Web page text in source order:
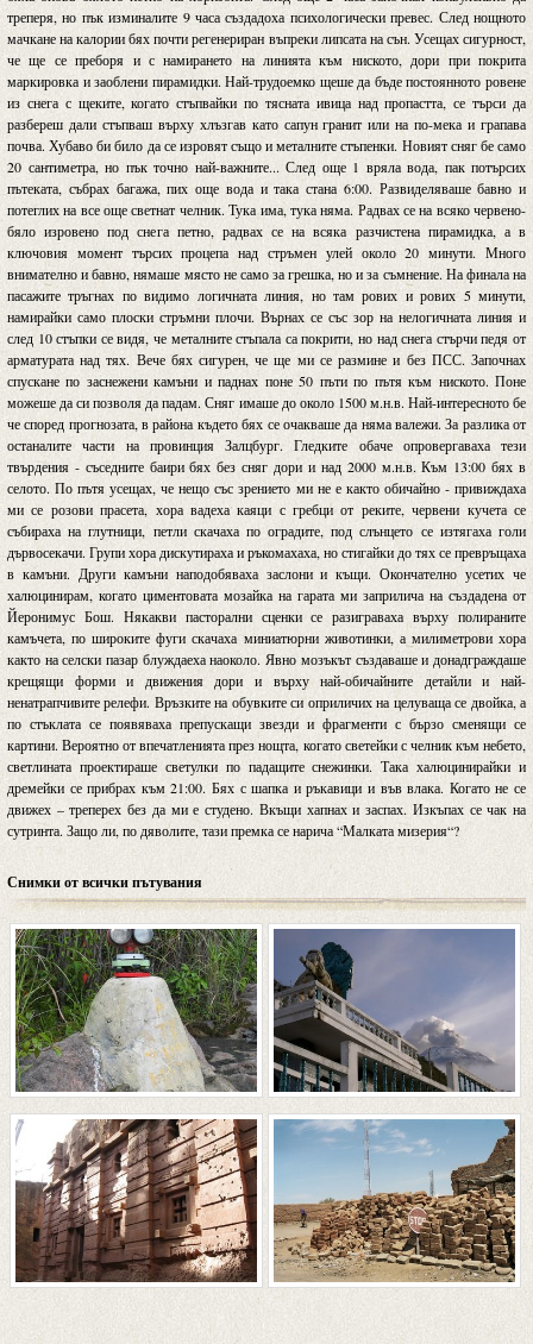
треперя, но пък изминалите 9 часа създадоха психологически превес. След нощното
мачкане на калории бях почти регенериран въпреки липсата на сън. Усещах сигурност,
че ще се преборя и с намирането на линията към ниското, дори при покрита
маркировка и заоблени пирамидки. Най-трудоемко щеше да бъде постоянното ровене
из снега с щеките, когато стъпвайки по тясната ивица над пропастта, се търси да
разбереш дали стъпваш върху хлъзгав като сапун гранит или на по-мека и грапава
почва. Хубаво би било да се изровят също и металните стъпенки. Новият сняг бе само
20 сантиметра, но пък точно най-важните... След още 1 вряла вода, пак потърсих
пътеката, събрах багажа, пих още вода и така стана 6:00. Развиделяваше бавно и
потеглих на все още светнат челник. Тука има, тука няма. Радвах се на всяко червено-
бяло изровено под снега петно, радвах се на всяка разчистена пирамидка, а в
ключовия момент търсих процепа над стръмен улей около 20 минути. Много
внимателно и бавно, нямаше място не само за грешка, но и за съмнение. На финала на
пасажите тръгнах по видимо логичната линия, но там рових и рових 5 минути,
намирайки само плоски стръмни плочи. Върнах се със зор на нелогичната линия и
след 10 стъпки се видя, че металните стъпала са покрити, но над снега стърчи педя от
арматурата над тях. Вече бях сигурен, че ще ми се размине и без ПСС. Започнах
спускане по заснежени камъни и паднах поне 50 пъти по пътя към ниското. Поне
можеше да си позволя да падам. Сняг имаше до около 1500 м.н.в. Най-интересното бе
че според прогнозата, в района където бях се очакваше да няма валежи. За разлика от
останалите части на провинция Залцбург. Гледките обаче опровергаваха тези
твърдения - съседните баири бях без сняг дори и над 2000 м.н.в. Към 13:00 бях в
селото. По пътя усещах, че нещо със зрението ми не е както обичайно - привиждаха
ми се розови прасета, хора вадеха каяци с гребци от реките, червени кучета се
събираха на глутници, петли скачаха по оградите, под слънцето се изтягаха голи
дървосекачи. Групи хора дискутираха и ръкомахаха, но стигайки до тях се превръщаха
в камъни. Други камъни наподобяваха заслони и къщи. Окончателно усетих че
халюцинирам, когато циментовата мозайка на гарата ми заприлича на създадена от
Йеронимус Бош. Някакви пасторални сценки се разиграваха върху полираните
камъчета, по широките фуги скачаха миниатюрни животинки, а милиметрови хора
както на селски пазар блуждаеха наоколо. Явно мозъкът създаваше и донадграждаше
крещящи форми и движения дори и върху най-обичайните детайли и най-
ненатрапчивите релефи. Връзките на обувките си оприличих на целуваща се двойка, а
по стъклата се появяваха препускащи звезди и фрагменти с бързо сменящи се
картини. Вероятно от впечатленията през нощта, когато светейки с челник към небето,
светлината проектираше светулки по падащите снежинки. Така халюцинирайки и
дремейки се прибрах към 21:00. Бях с шапка и ръкавици и във влака. Когато не се
движех – треперех без да ми е студено. Вкъщи хапнах и заспах. Изкъпах се чак на
сутринта. Защо ли, по дяволите, тази премка се нарича “Малката мизерия“?
Снимки от всички пътувания